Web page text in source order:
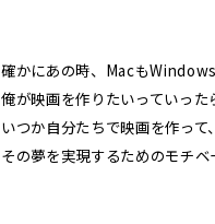
確かにあの時、Macも
俺が映画を作りたいっていっ
いつか自分たちで映画を作っ
その夢を実現するためのモチ